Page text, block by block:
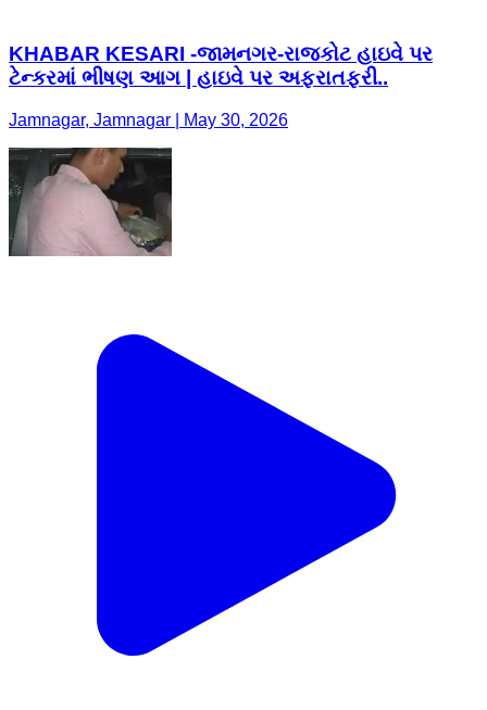
KHABAR KESARI -જામનગર-રાજકોટ હાઇવે પર
ટેન્કરમાં ભીષણ આગ | હાઇવે પર અફરાતફરી..
Jamnagar, Jamnagar | May 30, 2026